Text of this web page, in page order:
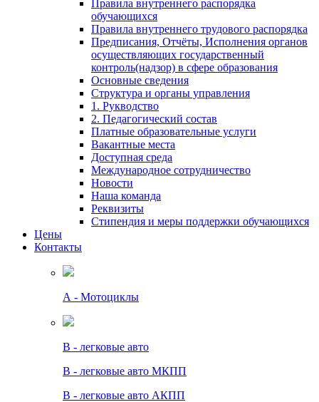
Правила внутреннего распорядка
обучающихся
Правила внутреннего трудового распорядка
Предписания, Отчёты, Исполнения органов
осуществляющих государственный
контроль(надзор) в сфере образования
Основные сведения
Структура и органы управления
1. Рукводство
2. Педагогический состав
Платные образовательные услуги
Вакантные места
Доступная среда
Международное сотрудничество
Новости
Наша команда
Реквизиты
Стипендия и меры поддержки обучающихся
Цены
Контакты
А - Мотоциклы
B - легковые авто
B - легковые авто МКПП
B - легковые авто АКПП